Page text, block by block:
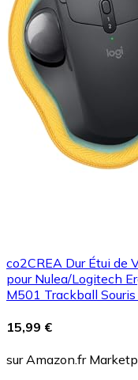
co2CREA Dur Étui de
pour Nulea/Logitech
M501 Trackball
15,99 €
sur Amazon.fr